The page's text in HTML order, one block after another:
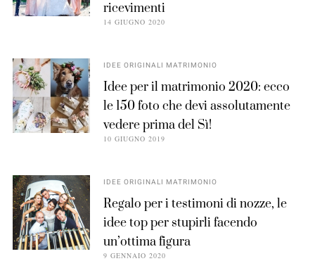
ricevimenti
14 GIUGNO 2020
IDEE ORIGINALI MATRIMONIO
Idee per il matrimonio 2020: ecco
le 150 foto che devi assolutamente
vedere prima del Sì!
10 GIUGNO 2019
IDEE ORIGINALI MATRIMONIO
Regalo per i testimoni di nozze, le
idee top per stupirli facendo
un’ottima figura
9 GENNAIO 2020